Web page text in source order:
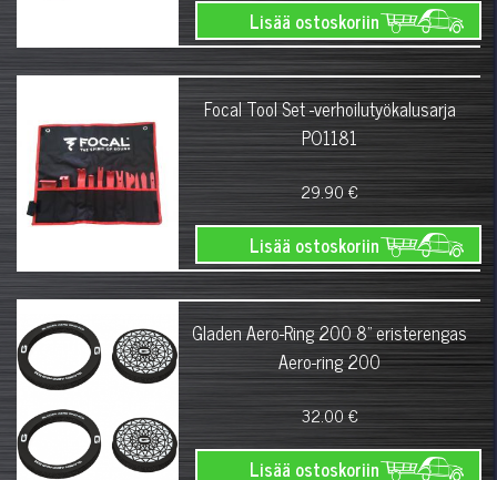
Lisää ostoskoriin
Focal Tool Set -verhoilutyökalusarja
PO1181
29.90 €
Lisää ostoskoriin
Gladen Aero-Ring 200 8" eristerengas
Aero-ring 200
32.00 €
Lisää ostoskoriin